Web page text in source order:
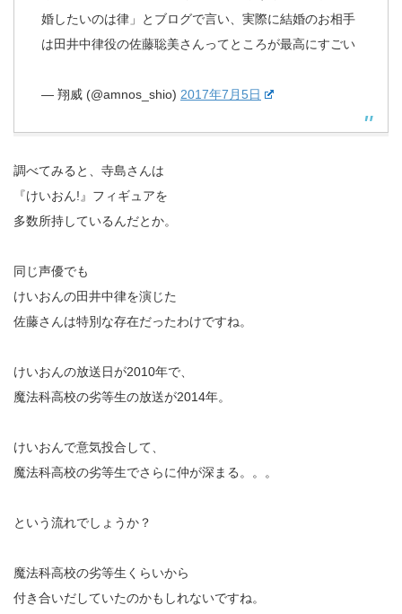
婚したいのは律」とブログで言い、実際に結婚のお相手
は田井中律役の佐藤聡美さんってところが最高にすごい
— 翔威 (@amnos_shio) 2017年7月5日
調べてみると、寺島さんは
『けいおん!』フィギュアを
多数所持しているんだとか。
同じ声優でも
けいおんの田井中律を演じた
佐藤さんは特別な存在だったわけですね。
けいおんの放送日が2010年で、
魔法科高校の劣等生の放送が2014年。
けいおんで意気投合して、
魔法科高校の劣等生でさらに仲が深まる。。。
という流れでしょうか？
魔法科高校の劣等生くらいから
付き合いだしていたのかもしれないですね。